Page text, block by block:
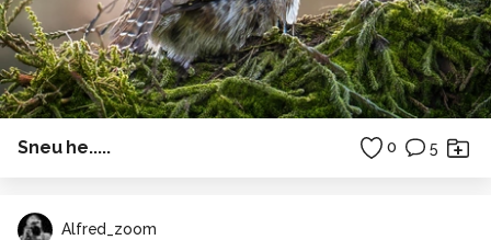
Sneu he..... 0 5
Alfred_zoom